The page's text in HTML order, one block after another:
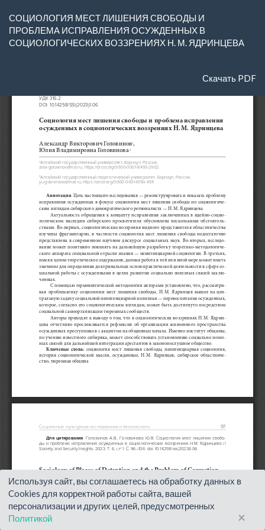
Подробностям
СОЦИОЛОГИЯ МЕСТ ЛИШЕНИЯ СВОБОДЫ И
ПРОБЛЕМА ИСПРАВЛЕНИЯ ОСУЖДЕННЫХ В
СОЦИОЛОГИЧЕСКИХ ВОЗЗРЕНИЯХ Н. М. ЯДРИНЦЕВА
Скачать
Скачать PDF
Используя сайт, вы соглашаетесь на обработку данных в
Cookies для корректной работы сайта, вашей
персонализации и других целей, предусмотренных
Политикой
×